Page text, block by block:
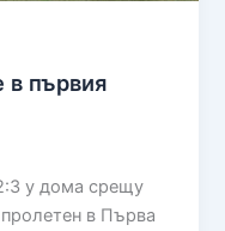
в първия
у дома срещу
в Първа